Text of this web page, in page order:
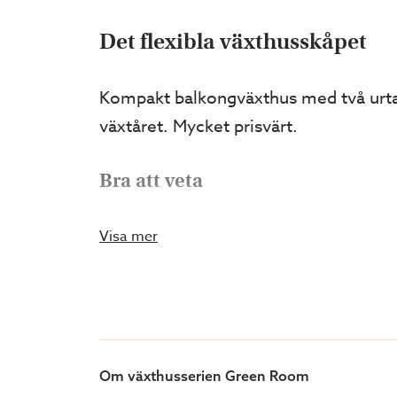
Det flexibla växthusskåpet
Kompakt balkongväxthus med två
växtåret. Mycket prisvärt.
Bra att veta
Växthusskåpet står på hjul så du kan
Lackerad aluminiumstomme,
Visa mer
Om växthusserien Green Room